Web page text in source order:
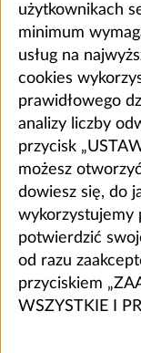
użytkownikach
minimum
usług na
cookies
prawidłowego
analizy liczby
przycisk
możesz
dowiesz się, do
wykorzystujemy
potwierdzić
od razu
przyciskiem
WSZYSTKIE I